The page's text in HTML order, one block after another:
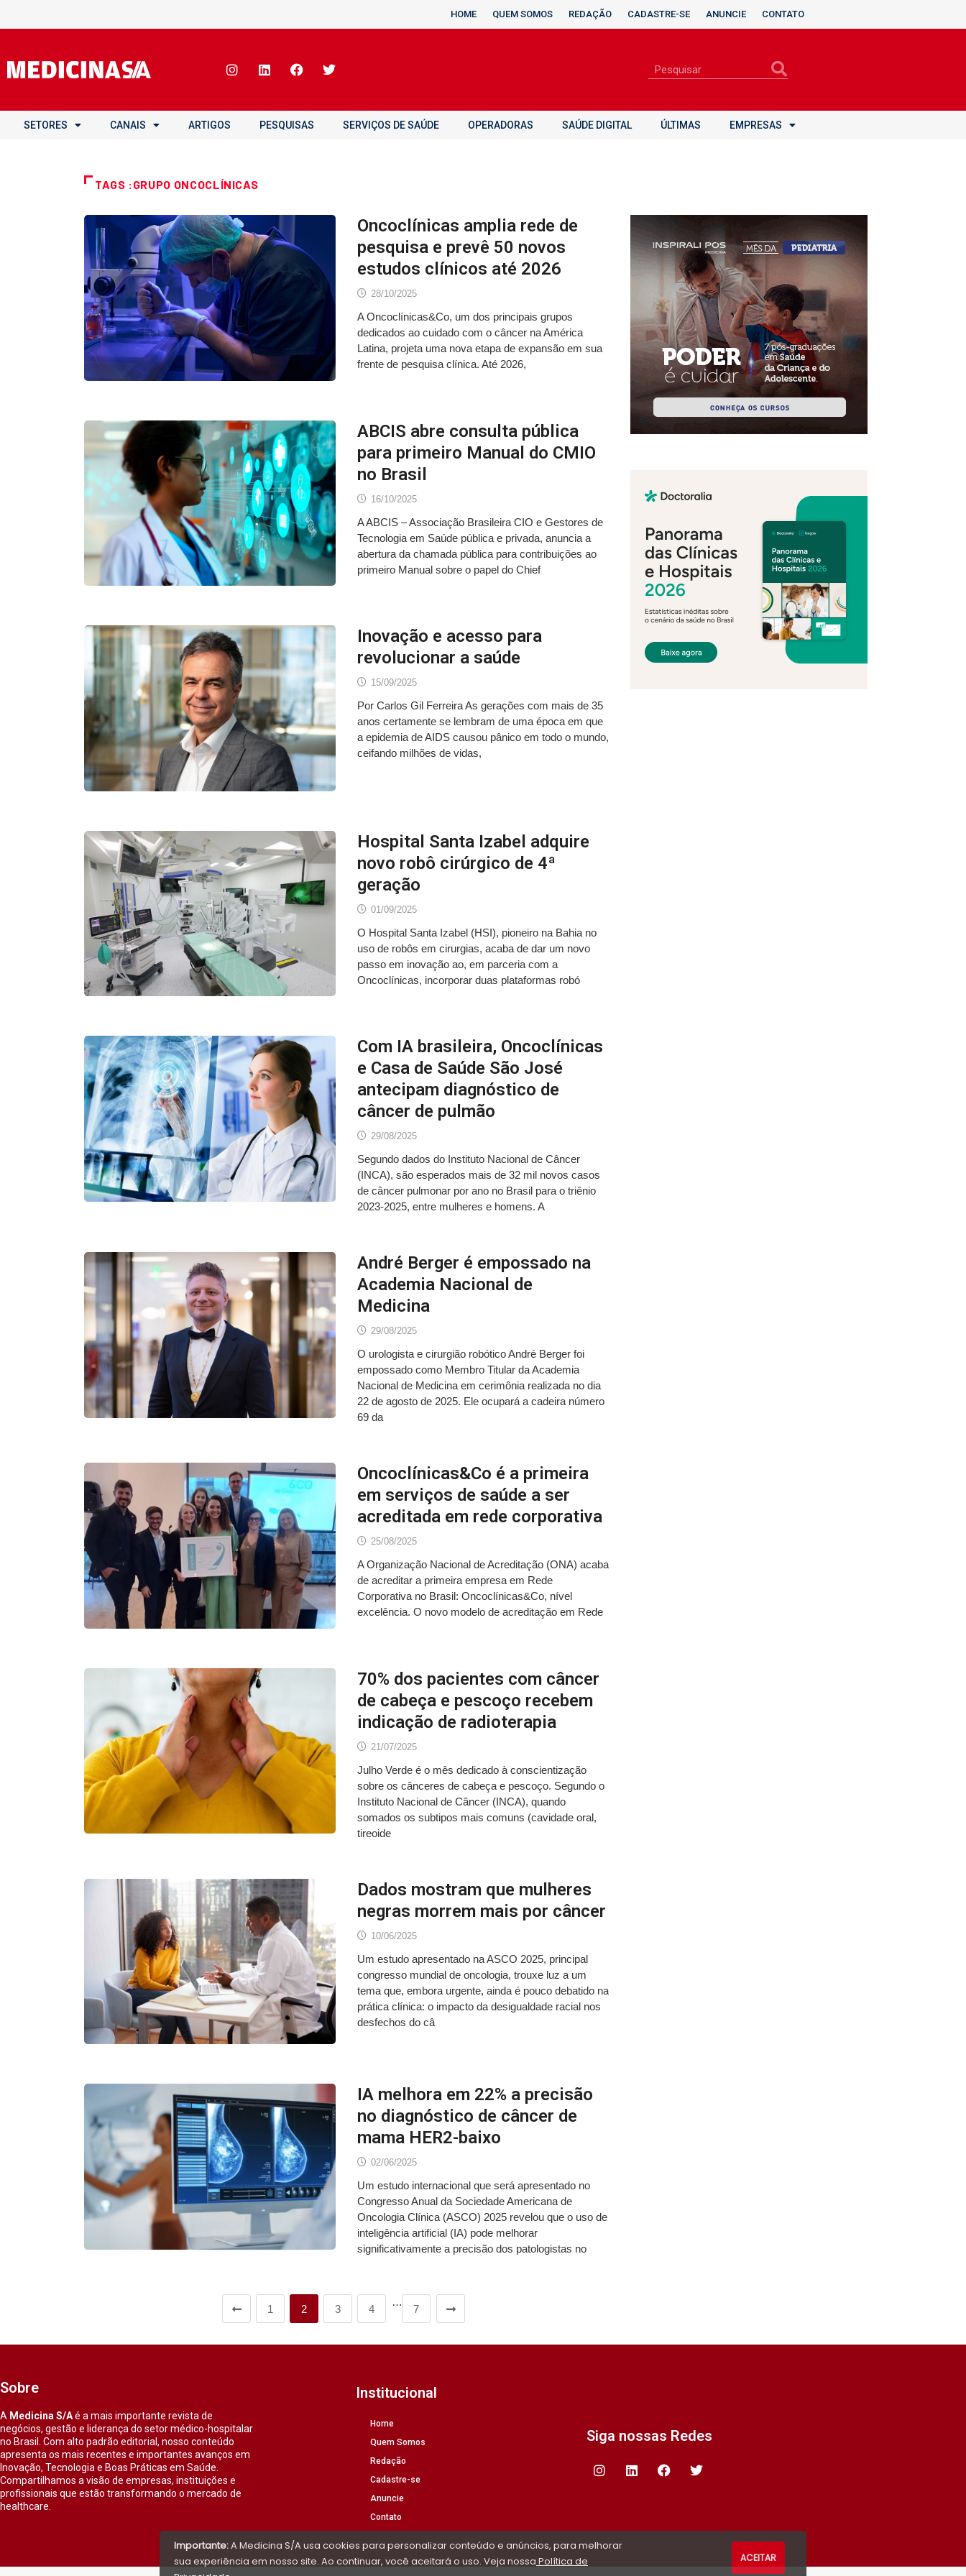
HOME QUEM SOMOS REDAÇÃO CADASTRE-SE ANUNCIE CONTATO
SETORES CANAIS ARTIGOS PESQUISAS SERVIÇOS DE SAÚDE OPERADORAS SAÚDE DIGITAL ÚLTIMAS EMPRESAS
TAGS :GRUPO ONCOCLÍNICAS
Oncoclínicas amplia rede de
pesquisa e prevê 50 novos
estudos clínicos até 2026
28/10/2025
A Oncoclínicas&Co, um dos principais grupos
dedicados ao cuidado com o câncer na América
Latina, projeta uma nova etapa de expansão em sua
frente de pesquisa clínica. Até 2026,
ABCIS abre consulta pública
para primeiro Manual do CMIO
no Brasil
16/10/2025
A ABCIS – Associação Brasileira CIO e Gestores de
Tecnologia em Saúde pública e privada, anuncia a
abertura da chamada pública para contribuições ao
primeiro Manual sobre o papel do Chief
Inovação e acesso para
revolucionar a saúde
15/09/2025
Por Carlos Gil Ferreira As gerações com mais de 35
anos certamente se lembram de uma época em que
a epidemia de AIDS causou pânico em todo o mundo,
ceifando milhões de vidas,
Hospital Santa Izabel adquire
novo robô cirúrgico de 4ª
geração
01/09/2025
O Hospital Santa Izabel (HSI), pioneiro na Bahia no
uso de robôs em cirurgias, acaba de dar um novo
passo em inovação ao, em parceria com a
Oncoclínicas, incorporar duas plataformas robó
Com IA brasileira, Oncoclínicas
e Casa de Saúde São José
antecipam diagnóstico de
câncer de pulmão
29/08/2025
Segundo dados do Instituto Nacional de Câncer
(INCA), são esperados mais de 32 mil novos casos
de câncer pulmonar por ano no Brasil para o triênio
2023-2025, entre mulheres e homens. A
André Berger é empossado na
Academia Nacional de
Medicina
29/08/2025
O urologista e cirurgião robótico André Berger foi
empossado como Membro Titular da Academia
Nacional de Medicina em cerimônia realizada no dia
22 de agosto de 2025. Ele ocupará a cadeira número
69 da
Oncoclínicas&Co é a primeira
em serviços de saúde a ser
acreditada em rede corporativa
25/08/2025
A Organização Nacional de Acreditação (ONA) acaba
de acreditar a primeira empresa em Rede
Corporativa no Brasil: Oncoclínicas&Co, nível
excelência. O novo modelo de acreditação em Rede
70% dos pacientes com câncer
de cabeça e pescoço recebem
indicação de radioterapia
21/07/2025
Julho Verde é o mês dedicado à conscientização
sobre os cânceres de cabeça e pescoço. Segundo o
Instituto Nacional de Câncer (INCA), quando
somados os subtipos mais comuns (cavidade oral,
tireoide
Dados mostram que mulheres
negras morrem mais por câncer
10/06/2025
Um estudo apresentado na ASCO 2025, principal
congresso mundial de oncologia, trouxe luz a um
tema que, embora urgente, ainda é pouco debatido na
prática clínica: o impacto da desigualdade racial nos
desfechos do câ
IA melhora em 22% a precisão
no diagnóstico de câncer de
mama HER2-baixo
02/06/2025
Um estudo internacional que será apresentado no
Congresso Anual da Sociedade Americana de
Oncologia Clínica (ASCO) 2025 revelou que o uso de
inteligência artificial (IA) pode melhorar
significativamente a precisão dos patologistas no
1 2 3 4
…
7
Sobre
A Medicina S/Aé a mais importante revista de
negócios, gestão e liderança do setor médico-hospitalar
no Brasil. Com alto padrão editorial, nosso conteúdo
apresenta os mais recentes e importantes avanços em
Inovação, Tecnologia e Boas Práticas em Saúde.
Compartilhamos a visão de empresas, instituições e
profissionais que estão transformando o mercado de
healthcare.
Institucional
Home
Quem Somos
Redação
Cadastre-se
Anuncie
Contato
Siga nossas Redes
Importante:A Medicina S/A usa cookies para personalizar conteúdo e anúncios, para melhorar
sua experiência em nosso site. Ao continuar, você aceitará o uso. Veja nossa Política de
ACEITAR